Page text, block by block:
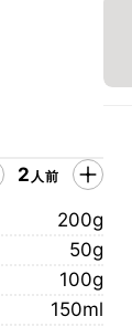
2 人前
200g
50g
100g
150ml